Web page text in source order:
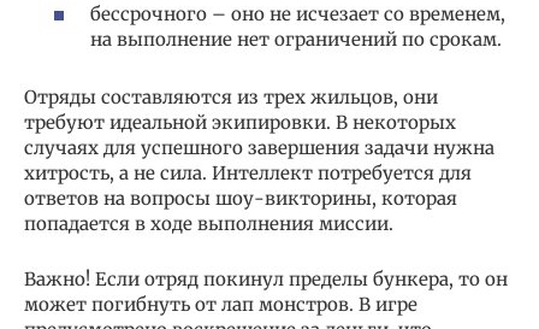
бессрочного – оно не исчезает со временем,
на выполнение нет ограничений по срокам.
Отряды составляются из трех жильцов, они
требуют идеальной экипировки. В некоторых
случаях для успешного завершения задачи нужна
хитрость, а не сила. Интеллект потребуется для
ответов на вопросы шоу-викторины, которая
попадается в ходе выполнения миссии.
Важно! Если отряд покинул пределы бункера, то он
может погибнуть от лап монстров. В игре